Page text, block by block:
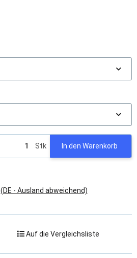
Stk In den Warenkorb
(DE - Ausland abweichend)
Auf die Vergleichsliste